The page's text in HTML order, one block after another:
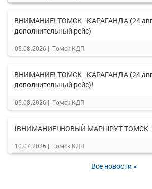
ВНИМАНИЕ! ТОМСК - КАРАГАНДА (24
дополнительный рейс)
05.08.2026 || Томск КДП
ВНИМАНИЕ! ТОМСК - КАРАГАНДА (24
дополнительный рейс)!
05.08.2026 || Томск КДП
❗ВНИМАНИЕ! НОВЫЙ МАРШРУТ ТОМСК
10.07.2026 || Томск КДП
Все новости »